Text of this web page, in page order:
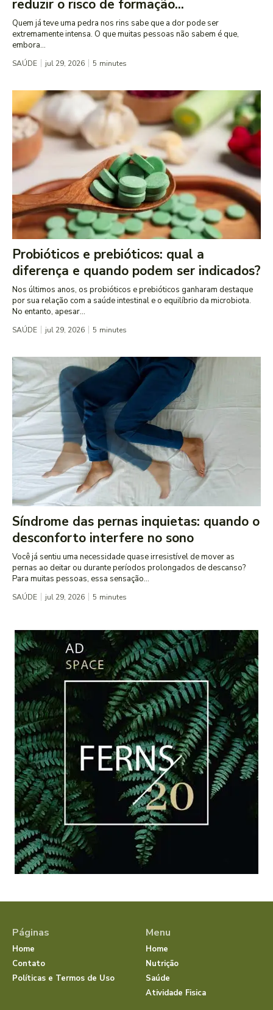
reduzir o risco de formação...
Quem já teve uma pedra nos rins sabe que a dor pode ser
extremamente intensa. O que muitas pessoas não sabem é que,
embora...
SAÚDE jul 29, 2026 5 minutes
Probióticos e prebióticos: qual a
diferença e quando podem ser indicados?
Nos últimos anos, os probióticos e prebióticos ganharam destaque
por sua relação com a saúde intestinal e o equilíbrio da microbiota.
No entanto, apesar...
SAÚDE jul 29, 2026 5 minutes
Síndrome das pernas inquietas: quando o
desconforto interfere no sono
Você já sentiu uma necessidade quase irresistível de mover as
pernas ao deitar ou durante períodos prolongados de descanso?
Para muitas pessoas, essa sensação...
SAÚDE jul 29, 2026 5 minutes
Páginas
Home
Contato
Políticas e Termos de Uso
Menu
Home
Nutrição
Saúde
Atividade Fisica